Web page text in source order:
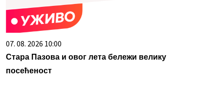
07. 08. 2026 10:00
Стара Пазова и овог лета бележи велику
посећеност